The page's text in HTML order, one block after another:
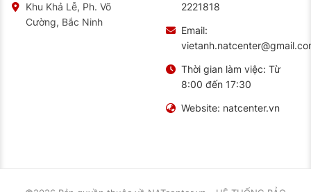
Khu Khả Lễ, Ph. Võ
Cường, Bắc Ninh
2221818
Email:
Thời gian làm việc: Từ
8:00 đến 17:30
Website: natcenter.vn